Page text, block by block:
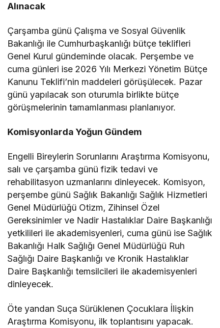
Alınacak
Çarşamba günü Çalışma ve Sosyal Güvenlik
Bakanlığı ile Cumhurbaşkanlığı bütçe teklifleri
Genel Kurul gündeminde olacak. Perşembe ve
cuma günleri ise 2026 Yılı Merkezi Yönetim Bütçe
Kanunu Teklifi’nin maddeleri görüşülecek. Pazar
günü yapılacak son oturumla birlikte bütçe
görüşmelerinin tamamlanması planlanıyor.
Komisyonlarda Yoğun Gündem
Engelli Bireylerin Sorunlarını Araştırma Komisyonu,
salı ve çarşamba günü fizik tedavi ve
rehabilitasyon uzmanlarını dinleyecek. Komisyon,
perşembe günü Sağlık Bakanlığı Sağlık Hizmetleri
Genel Müdürlüğü Otizm, Zihinsel Özel
Gereksinimler ve Nadir Hastalıklar Daire Başkanlığı
yetkilileri ile akademisyenleri, cuma günü ise Sağlık
Bakanlığı Halk Sağlığı Genel Müdürlüğü Ruh
Sağlığı Daire Başkanlığı ve Kronik Hastalıklar
Daire Başkanlığı temsilcileri ile akademisyenleri
dinleyecek.
Öte yandan Suça Sürüklenen Çocuklara İlişkin
Araştırma Komisyonu, ilk toplantısını yapacak.